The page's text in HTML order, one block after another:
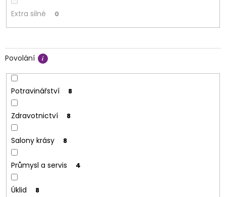
Extra silné 0
Povolání
Potravinářství 8
Zdravotnictví 8
Salony krásy 8
Průmysl a servis 4
Úklid 8